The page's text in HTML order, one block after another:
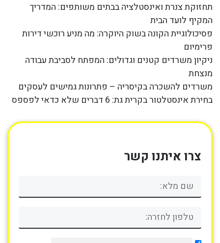
תחזוקת צנרת ואינסטלציה בבתים משותפים: המדריך
המקיף לועד הבית
פסיכולוגיית הקונה בשוק היוקרה: מה מניע רוכשי דירות
פרימיום
ניקיון משרדים קטנים וגדולים: המפתח לסביבת עבודה
מנצחת
משרדים להשכרה בקיסריה – פתרונות גמישים לעסקים
בחירת אינסטלטור בקרית גת: 6 דברים שלא כדאי לפספס
צרו איתנו קשר